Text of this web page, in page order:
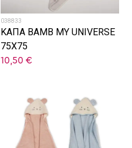
038833
ΚΑΠΑ BAMB MY UNIVERSE
75X75
10,50 €